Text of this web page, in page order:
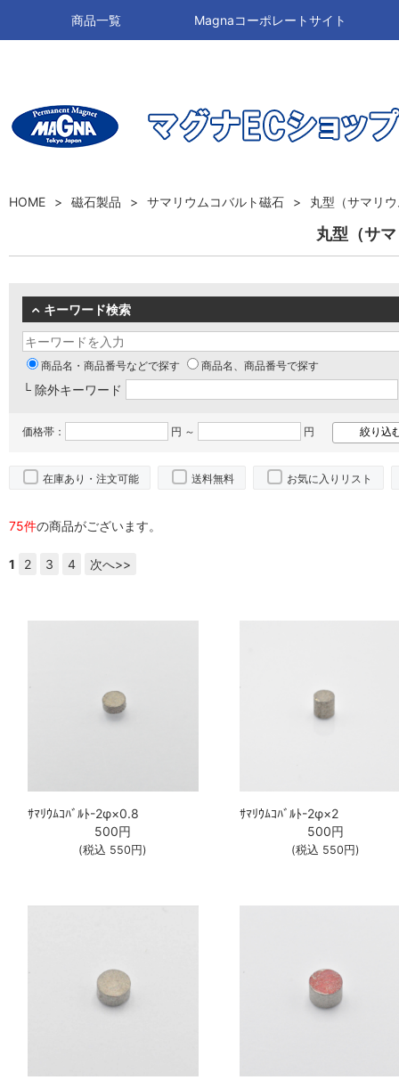
商品一覧 Magnaコーポレートサイト
HOME 磁石製品 サマリウムコバルト磁石 丸型（サマリ
丸型（サ
キーワード検索
商品名・商品番号などで探す 商品名、商品番号で探す
└ 除外キーワード
価格帯： 円 ～ 円
在庫あり・注文可能 送料無料 お気に入りリスト
75件の商品がございます。
1 2 3 4 次へ>>
ｻﾏﾘｳﾑｺﾊﾞﾙﾄ-2φ×0.8
500円
(税込 550円)
ｻﾏﾘｳﾑｺﾊﾞﾙﾄ-2φ×2
500円
(税込 550円)